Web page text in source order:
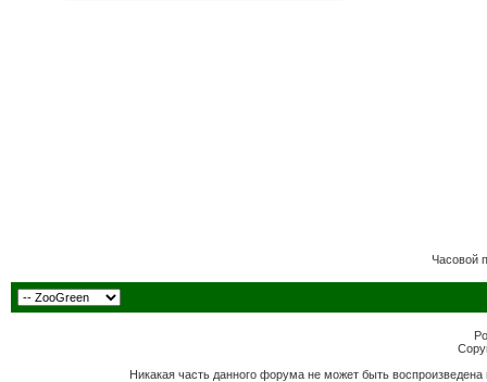
Часовой
Никакая часть данного форума не может быть